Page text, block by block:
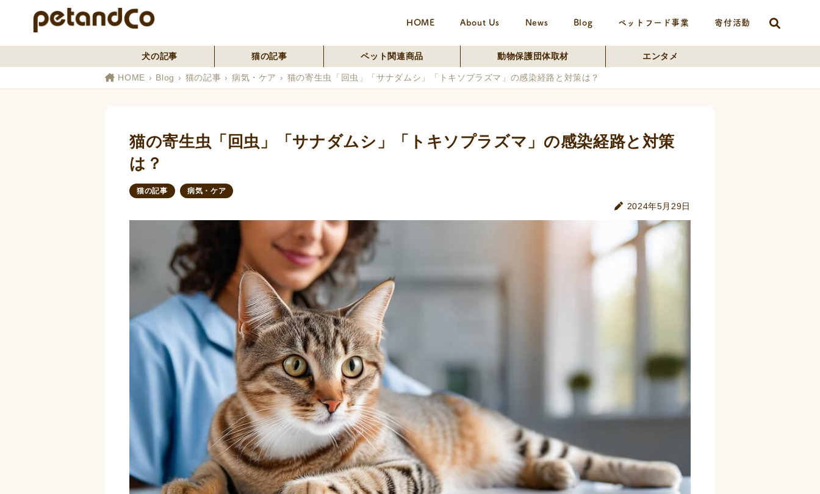
HOME About Us News Blog ペットフード事業 寄付活動
犬の記事 猫の記事 ペット関連商品 動物保護団体取材 エンタメ
HOME Blog 猫の記事 病気・ケア 猫の寄生虫「回虫」「サナダムシ」「トキソプラズマ」の感染経路と対策は？
猫の寄生虫「回虫」「サナダムシ」「トキソプラズマ」の感染経路と対策
は？
猫の記事 病気・ケア
2024年5月29日